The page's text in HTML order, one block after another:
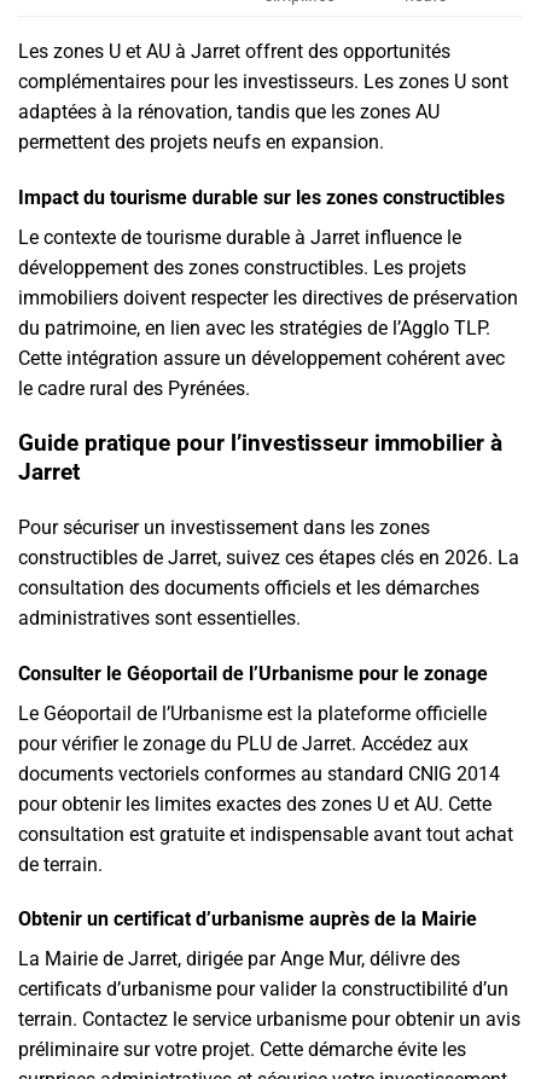
Les zones U et AU à Jarret offrent des opportunités
complémentaires pour les investisseurs. Les zones U sont
adaptées à la rénovation, tandis que les zones AU
permettent des projets neufs en expansion.
Impact du tourisme durable sur les zones constructibles
Le contexte de tourisme durable à Jarret influence le
développement des zones constructibles. Les projets
immobiliers doivent respecter les directives de préservation
du patrimoine, en lien avec les stratégies de l’Agglo TLP.
Cette intégration assure un développement cohérent avec
le cadre rural des Pyrénées.
Guide pratique pour l’investisseur immobilier à
Jarret
Pour sécuriser un investissement dans les zones
constructibles de Jarret, suivez ces étapes clés en 2026. La
consultation des documents officiels et les démarches
administratives sont essentielles.
Consulter le Géoportail de l’Urbanisme pour le zonage
Le Géoportail de l’Urbanisme est la plateforme officielle
pour vérifier le zonage du PLU de Jarret. Accédez aux
documents vectoriels conformes au standard CNIG 2014
pour obtenir les limites exactes des zones U et AU. Cette
consultation est gratuite et indispensable avant tout achat
de terrain.
Obtenir un certificat d’urbanisme auprès de la Mairie
La Mairie de Jarret, dirigée par Ange Mur, délivre des
certificats d’urbanisme pour valider la constructibilité d’un
terrain. Contactez le service urbanisme pour obtenir un avis
préliminaire sur votre projet. Cette démarche évite les